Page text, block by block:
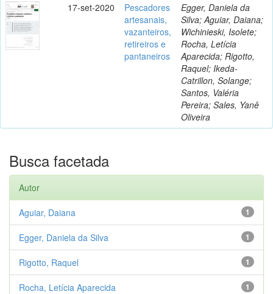
17-set-2020
Pescadores
artesanais,
vazanteiros,
retireiros e
pantaneiros
Egger, Daniela da
Silva; Aguiar, Daiana;
Wichinieski, Isolete;
Rocha, Letícia
Aparecida; Rigotto,
Raquel; Ikeda-
Catrillon, Solange;
Santos, Valéria
Pereira; Sales, Yanê
Oliveira
Busca facetada
Autor
1
Aguiar, Daiana
1
Egger, Daniela da Silva
1
Rigotto, Raquel
1
Rocha, Letícia Aparecida